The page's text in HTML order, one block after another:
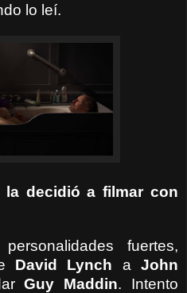
lo leí.
la decidió a filmar con
fuertes,
David Lynch aJohn
Guy Maddin. Intento